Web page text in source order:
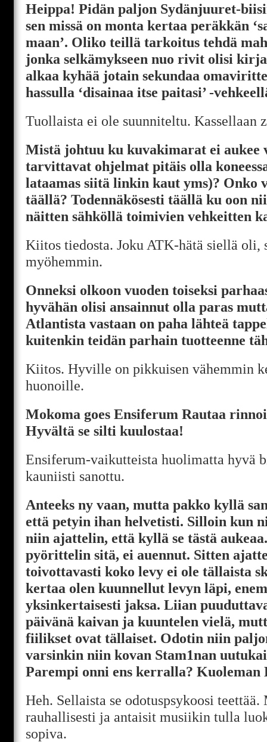
Heippa! Pidän paljon Sydänjuuret-
sen missä on monta kertaa peräkkän
maan’. Oliko teillä tarkoitus tehdä
jonka selkämykseen nuo rivit olisi
alkaa kyhää jotain sekundaa
hassulla ‘disainaa itse paitasi’ -
Tuollaista ei ole suunniteltu. Kassellaan
Mistä johtuu ku kuvakimarat ei aukee
tarvittavat ohjelmat pitäis olla
lataamas siitä linkin kaut yms)? Onko
täällä? Todennäkösesti täällä ku oon
näitten sähköllä toimivien vehkeitten
Kiitos tiedosta. Joku ATK-hätä siellä oli,
myöhemmin.
Onneksi olkoon vuoden toiseksi
hyvähän olisi ansainnut olla paras
Atlantista vastaan on paha lähteä
kuitenkin teidän parhain tuotteenne
Kiitos. Hyville on pikkuisen vähemmin
huonoille.
Mokoma goes Ensiferum Rautaa
Hyvältä se silti kuulostaa!
Ensiferum-vaikutteista huolimatta hyvä
kauniisti sanottu.
Anteeks ny vaan, mutta pakko kyllä
että petyin ihan helvetisti. Silloin kun
niin ajattelin, että kyllä se tästä
pyörittelin sitä, ei auennut. Sitten
toivottavasti koko levy ei ole tällaista
kertaa olen kuunnellut levyn läpi,
yksinkertaisesti jaksa. Liian
päivänä kaivan ja kuuntelen vielä,
fiilikset ovat tällaiset. Odotin niin
varsinkin niin kovan Stam1nan
Parempi onni ens kerralla?
Heh. Sellaista se odotuspsykoosi
rauhallisesti ja antaisit musiikin tulla
sopiva.